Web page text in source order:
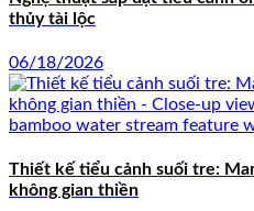
thủy tài lộc
06/18/2026
Thiết kế tiểu cảnh suối tre:
không gian thiền